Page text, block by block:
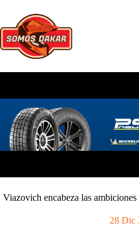
contenido
Viazovich encabeza las
28 Dic